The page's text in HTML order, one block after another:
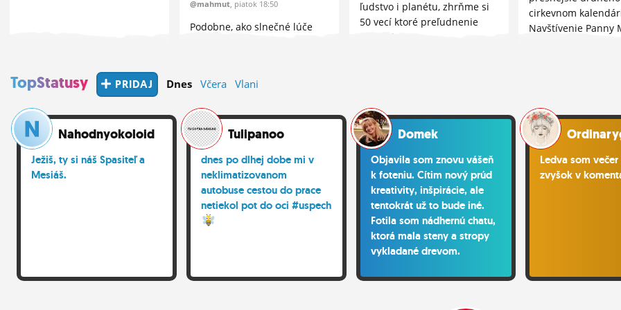
@mahmut, piatok 18:50
Podobne, ako slnečné lúče
ľudstvo i planétu, zhrňme si
50 vecí ktoré preľudnenie
zhoršuje...
cirkevnom
Navštívenie Panny
TopStatusy PRIDAJ Dnes Včera Vlani
Nahodnyokoloiduci1
Ježiš, ty si náš Spasiteľ a
Mesiáš.
Tulipanoo
dnes po dlhej dobe mi v
neklimatizovanom
autobuse cestou do prace
netiekol pot do oci #uspech
Domek
Objavila som znovu vášeň
k foteniu. Cítim nový prúd
kreativity, inšpirácie, ale
tentokrát už to bude iné.
Fotila som nádhernú chatu,
ktorá mala steny a stropy
vykladané drevom.
čas
Ledva som
zvyšok v